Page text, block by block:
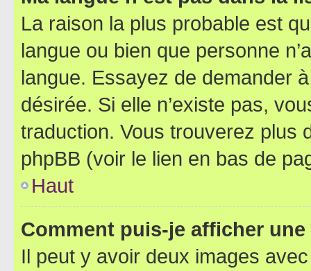
La raison la plus probable est
langue ou bien que personne
langue. Essayez de demander
désirée. Si elle n’existe pas,
traduction. Vous trouverez plus
phpBB (voir le lien en bas de
Haut
Comment puis-je afficher
Il peut y avoir deux images